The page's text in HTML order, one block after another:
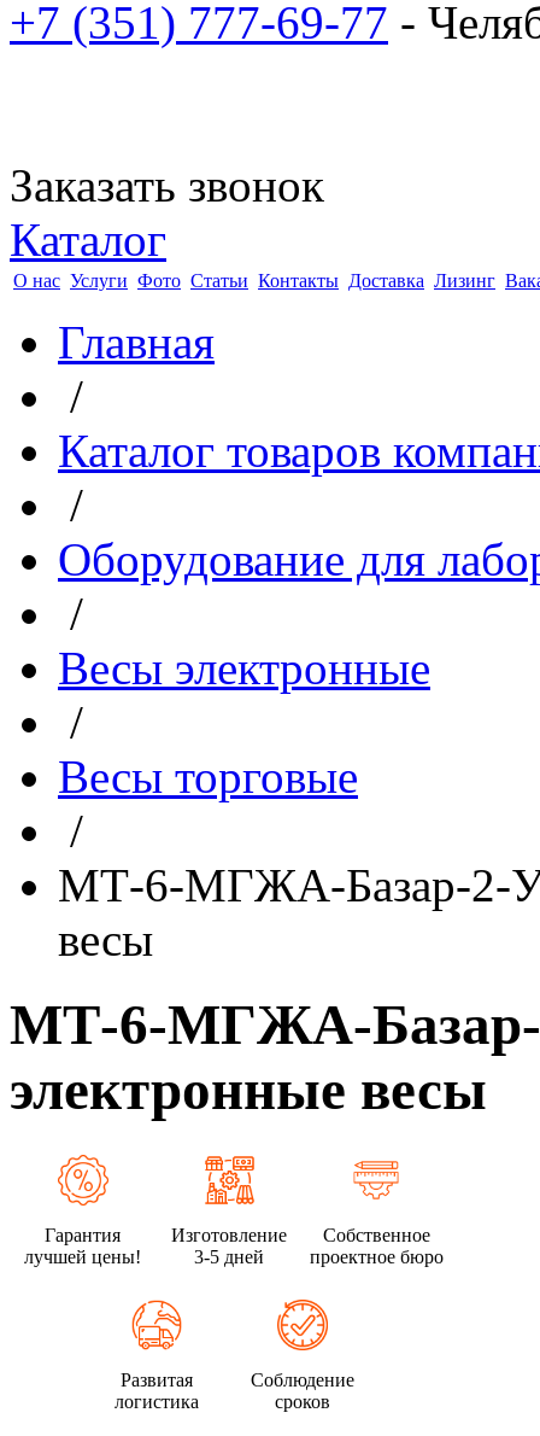
+7 (351) 777-69-77 -
Заказать звонок
Каталог
О нас Услуги Фото Статьи Контакты Доставка Лизинг
Главная
/
Каталог товаров
/
Оборудование для
/
Весы электронные
/
Весы торговые
/
МТ-6-МГЖА-Базар-2-У-
весы
МТ-6-МГЖА-Базар-
электронные весы
Гарантия
лучшей цены!
Изготовление
3-5 дней
Собственное
проектное бюро
Развитая
логистика
Соблюдение
сроков